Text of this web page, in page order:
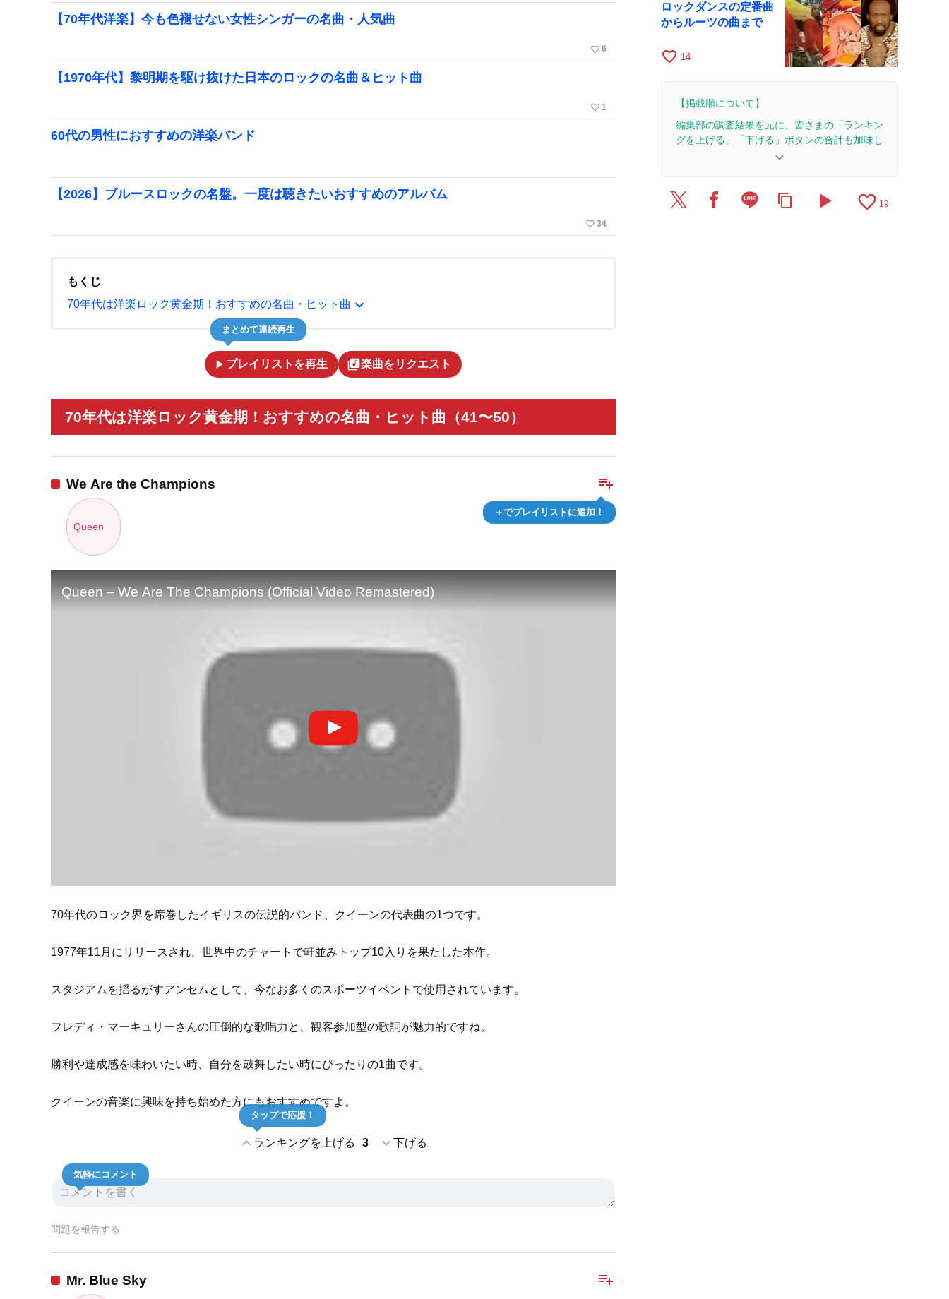
【70年代洋楽】今も色褪せない女性シンガーの名曲・人気曲
favorite_border 6
【1970年代】黎明期を駆け抜けた日本のロックの名曲＆ヒット曲
favorite_border 1
60代の男性におすすめの洋楽バンド
【2026】ブルースロックの名盤。一度は聴きたいおすすめのアルバム
favorite_border 34
もくじ
70年代は洋楽ロック黄金期！おすすめの名曲・ヒット曲 expand_more
play_arrow プレイリストを再生
まとめて連続再生
library_music楽曲をリクエスト
70年代は洋楽ロック黄金期！おすすめの名曲・ヒット曲（41〜50）
playlist_add
＋でプレイリストに追加！
We Are the Champions
Queen
Queen – We Are The Champions (Official Video Remastered)
70年代のロック界を席巻したイギリスの伝説的バンド、クイーンの代表曲の1つです。
1977年11月にリリースされ、世界中のチャートで軒並みトップ10入りを果たした本作。
スタジアムを揺るがすアンセムとして、今なお多くのスポーツイベントで使用されています。
フレディ・マーキュリーさんの圧倒的な歌唱力と、観客参加型の歌詞が魅力的ですね。
勝利や達成感を味わいたい時、自分を鼓舞したい時にぴったりの1曲です。
クイーンの音楽に興味を持ち始めた方にもおすすめですよ。
expand_lessランキングを上げる 3
タップで応援！
expand_more下げる
気軽にコメント
問題を報告する
playlist_add
Mr. Blue Sky
ロックダンスの定番曲
からルーツの曲まで
favorite_border 14
【掲載順について】
編集部の調査結果を元に、皆さまの「ランキン
グを上げる」「下げる」ボタンの合計も加味し
2026/2/28：1本のレビューを追加・更新。
keyboard_arrow_down
content_copy play_arrow favorite_border 19